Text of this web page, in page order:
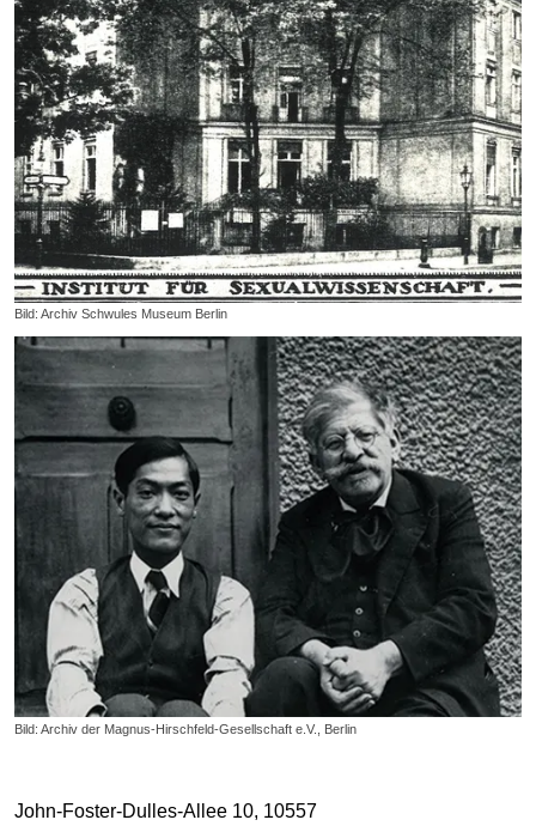
Bild: Archiv Schwules Museum Berlin
Bild: Archiv der Magnus-Hirschfeld-Gesellschaft e.V., Berlin
John-Foster-Dulles-Allee 10, 10557